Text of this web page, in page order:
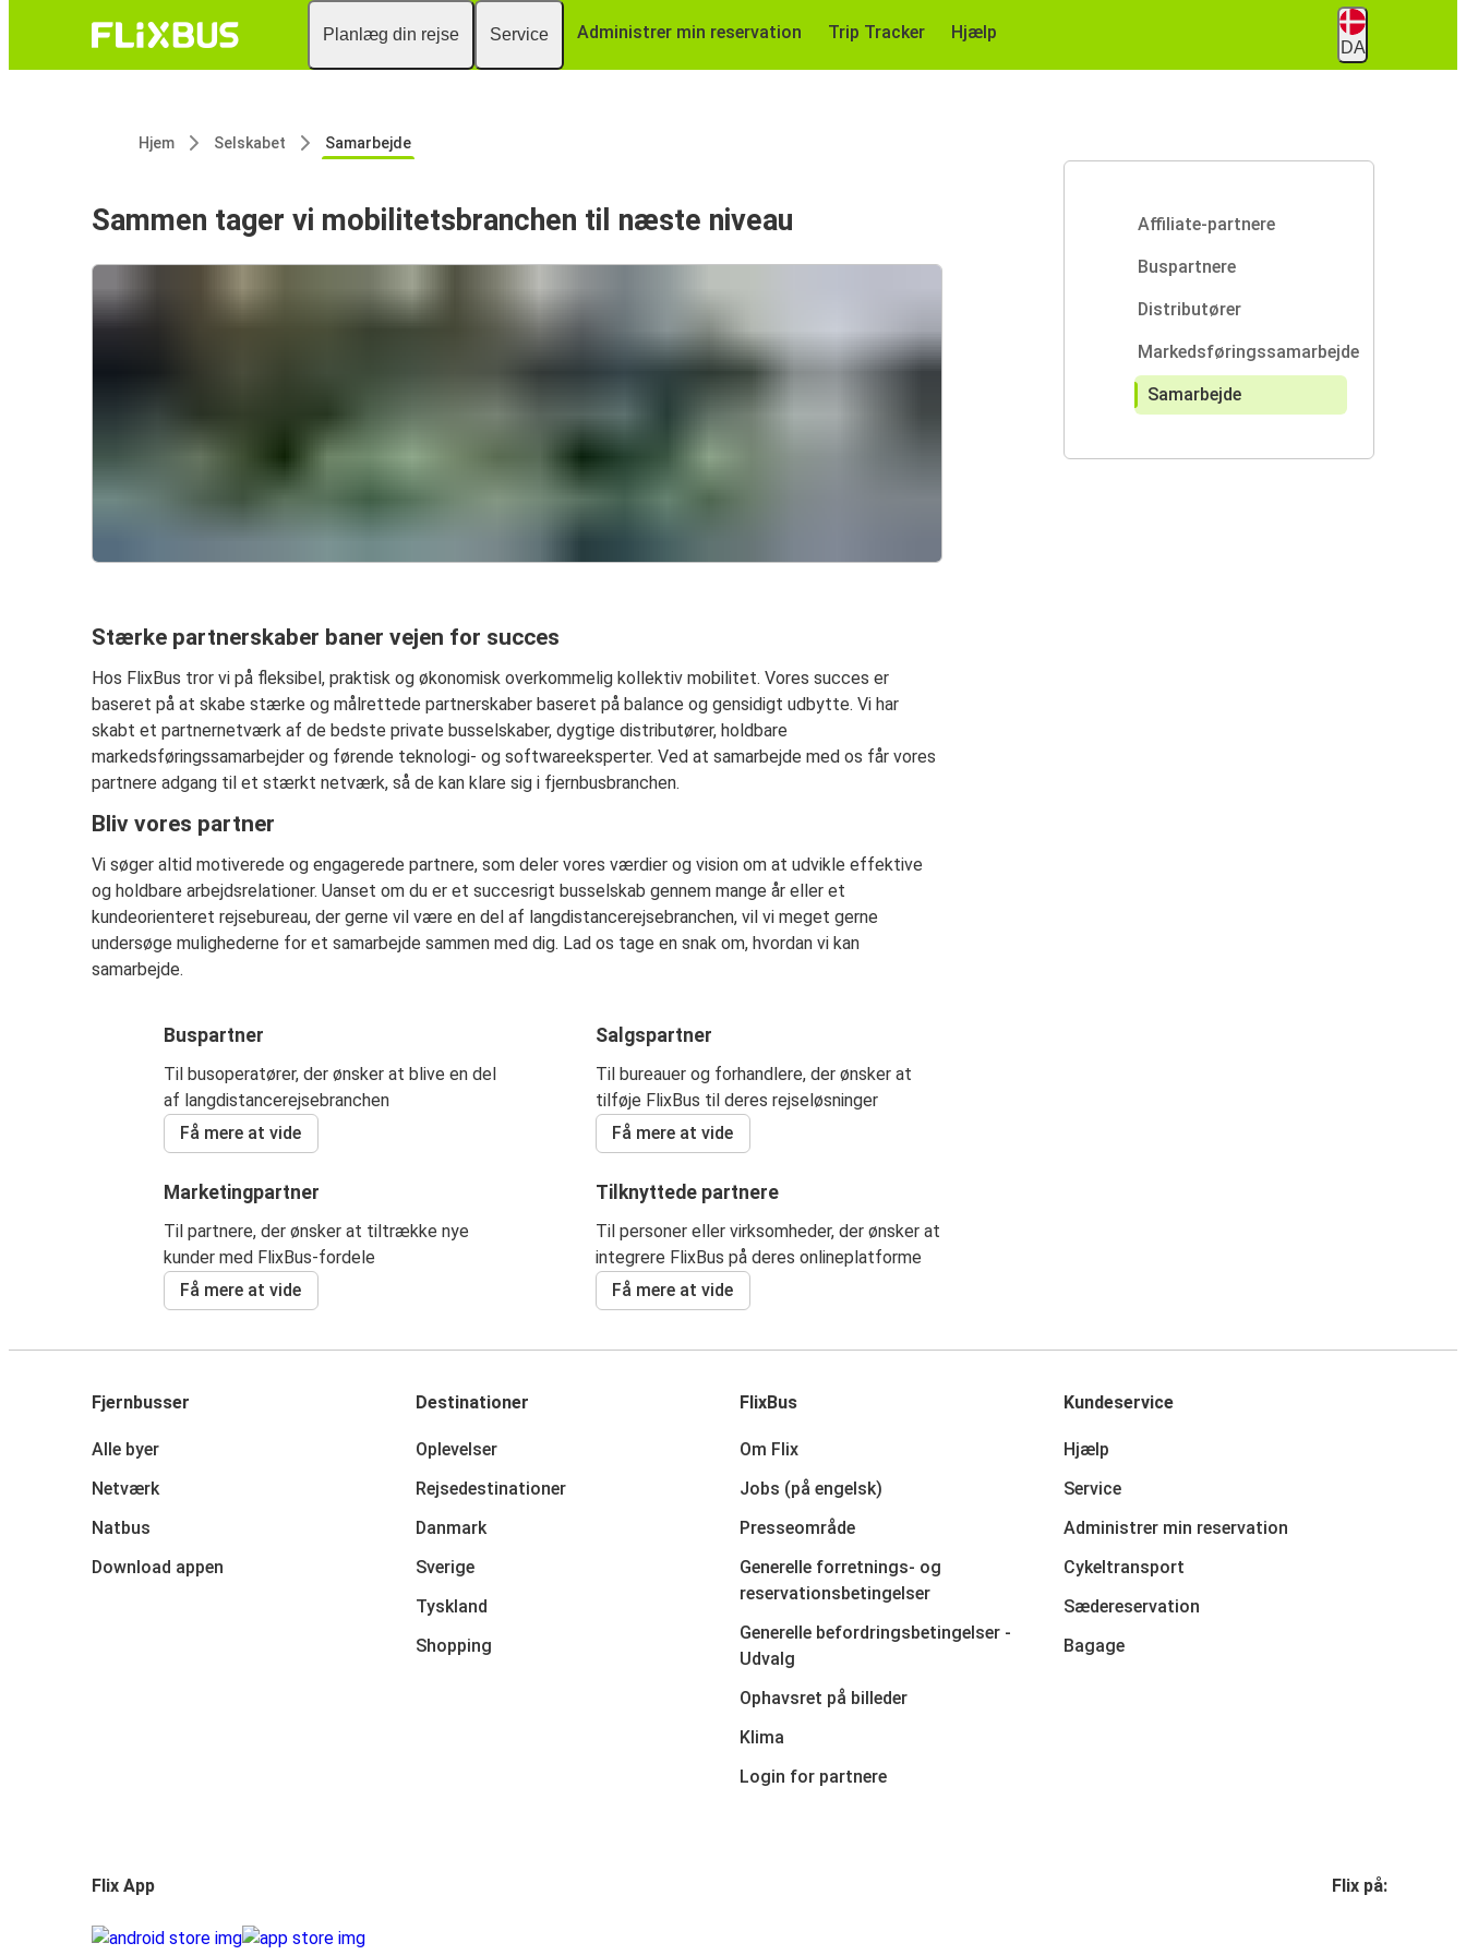
Planlæg din rejse Service Administrer min reservation Trip Tracker Hjælp
DA
Hjem Selskabet Samarbejde
Sammen tager vi mobilitetsbranchen til næste niveau
Stærke partnerskaber baner vejen for succes
Hos FlixBus tror vi på fleksibel, praktisk og økonomisk overkommelig kollektiv mobilitet. Vores succes er
baseret på at skabe stærke og målrettede partnerskaber baseret på balance og gensidigt udbytte. Vi har
skabt et partnernetværk af de bedste private busselskaber, dygtige distributører, holdbare
markedsføringssamarbejder og førende teknologi- og softwareeksperter. Ved at samarbejde med os får vores
partnere adgang til et stærkt netværk, så de kan klare sig i fjernbusbranchen.
Bliv vores partner
Vi søger altid motiverede og engagerede partnere, som deler vores værdier og vision om at udvikle effektive
og holdbare arbejdsrelationer. Uanset om du er et succesrigt busselskab gennem mange år eller et
kundeorienteret rejsebureau, der gerne vil være en del af langdistancerejsebranchen, vil vi meget gerne
undersøge mulighederne for et samarbejde sammen med dig. Lad os tage en snak om, hvordan vi kan
samarbejde.
Buspartner
Til busoperatører, der ønsker at blive en del
af langdistancerejsebranchen
Få mere at vide
Salgspartner
Til bureauer og forhandlere, der ønsker at
tilføje FlixBus til deres rejseløsninger
Få mere at vide
Marketingpartner
Til partnere, der ønsker at tiltrække nye
kunder med FlixBus-fordele
Få mere at vide
Tilknyttede partnere
Til personer eller virksomheder, der ønsker at
integrere FlixBus på deres onlineplatforme
Få mere at vide
Affiliate-partnere
Buspartnere
Distributører
Markedsføringssamarbejde
Samarbejde
Fjernbusser
Alle byer
Netværk
Natbus
Download appen
Destinationer
Oplevelser
Rejsedestinationer
Danmark
Sverige
Tyskland
Shopping
FlixBus
Om Flix
Jobs (på engelsk)
Presseområde
Generelle forretnings- og
reservationsbetingelser
Generelle befordringsbetingelser -
Udvalg
Ophavsret på billeder
Klima
Login for partnere
Kundeservice
Hjælp
Service
Administrer min reservation
Cykeltransport
Sædereservation
Bagage
Flix App Flix på: